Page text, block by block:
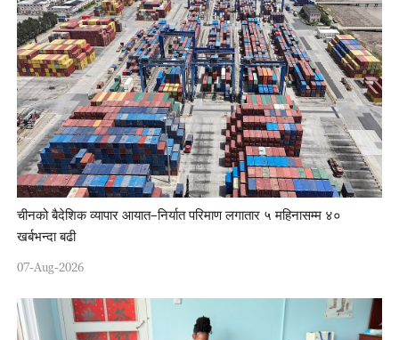
चीनको बैदेशिक व्यापार आयात–निर्यात परिमाण लगातार ५ महिनासम्म ४०
खर्बभन्दा बढी
07-Aug-2026